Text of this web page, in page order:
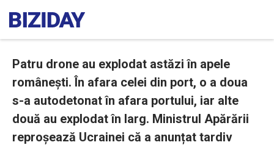
Patru drone au explodat astăzi în apele
românești. În afara celei din port, o a doua
s-a autodetonat în afara portului, iar alte
două au explodat în larg. Ministrul Apărării
reproșează Ucrainei că a anunțat tardiv